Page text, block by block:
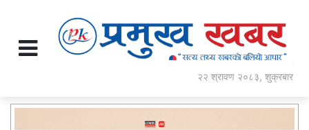
२२ श्रावण २०८३, शुक्रबार